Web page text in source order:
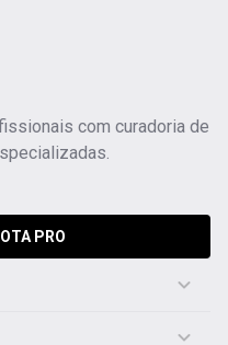
com curadoria de
PRO